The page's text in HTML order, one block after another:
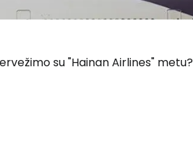
su "Hainan Airlines" metu?